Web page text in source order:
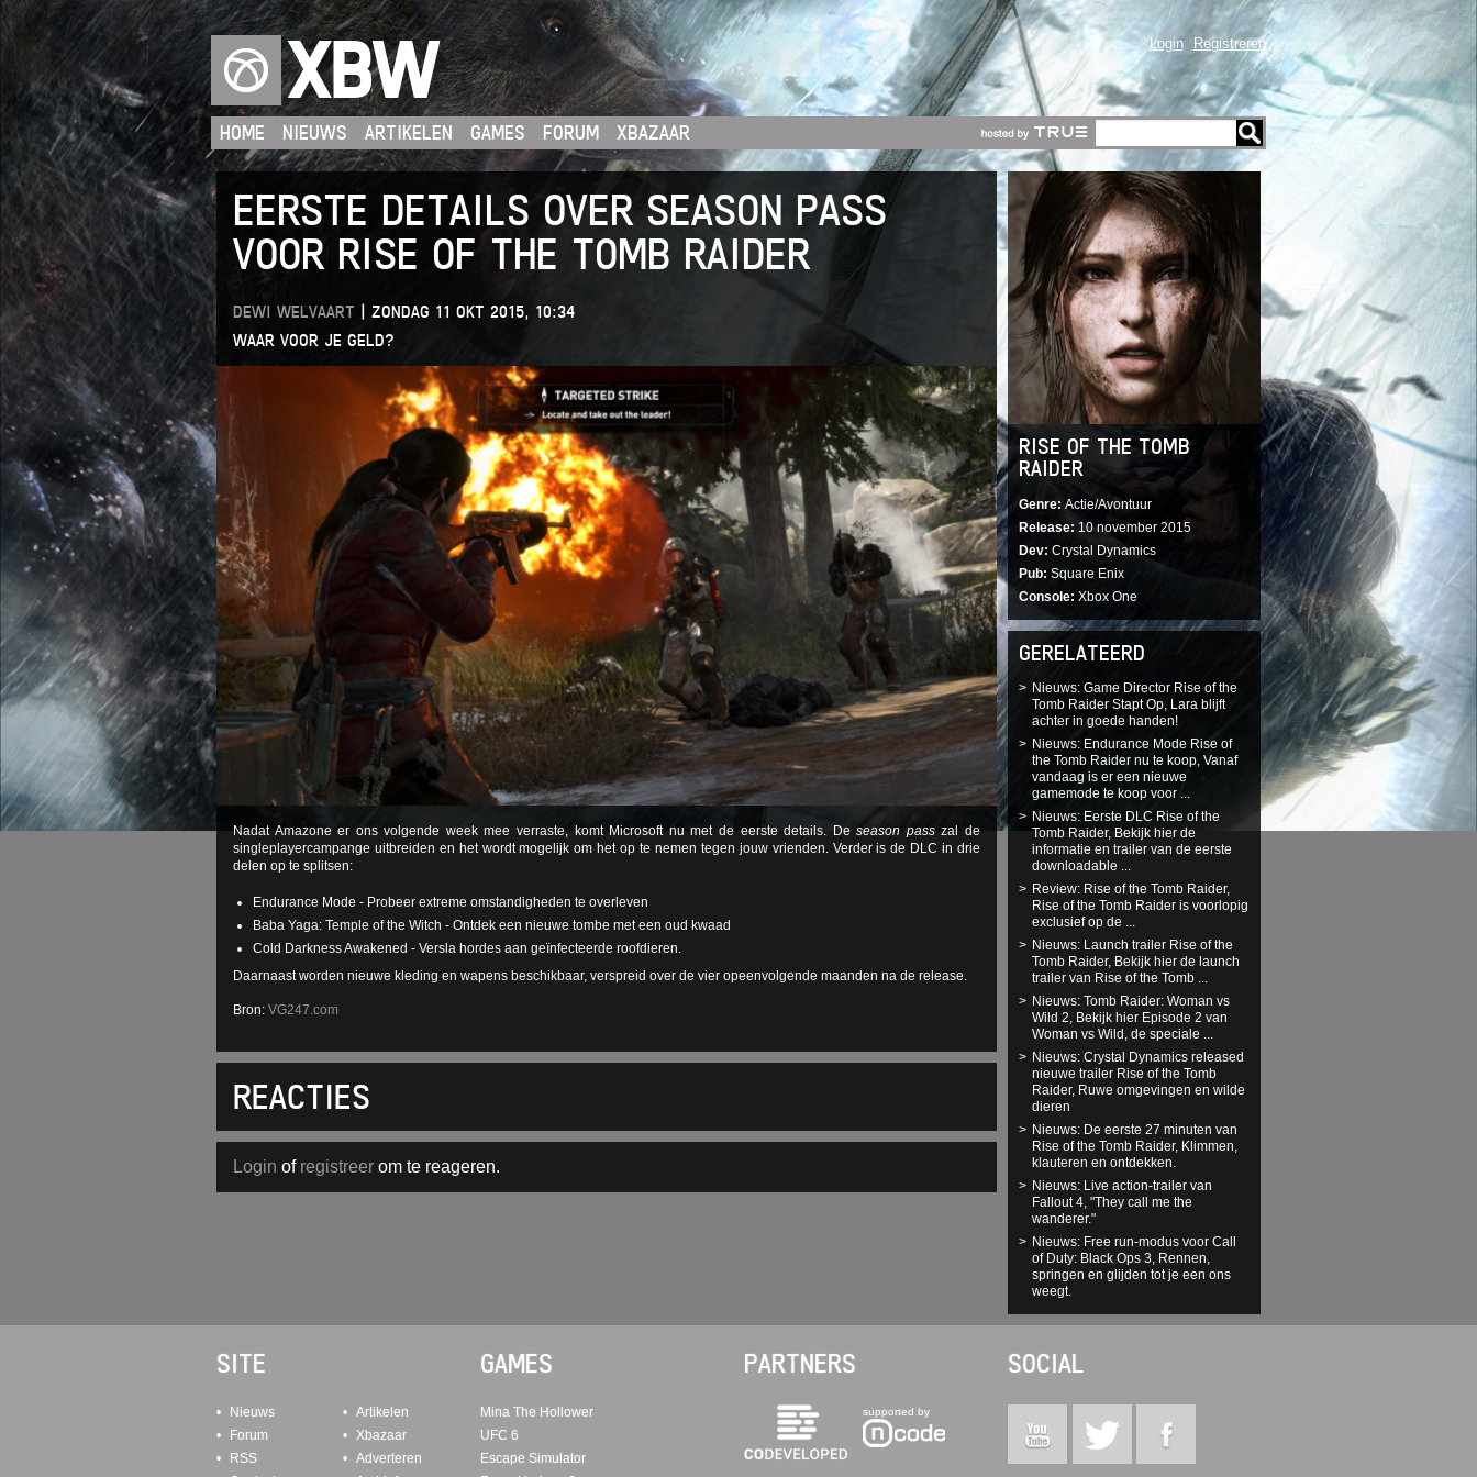
XBW Registreren
Login
HOME NIEUWS ARTIKELEN GAMES FORUM XBAZAAR
EERSTE DETAILS OVER SEASON PASS
VOOR RISE OF THE TOMB RAIDER
DEWI WELVAART | ZONDAG 11 OKT 2015, 10:34
WAAR VOOR JE GELD?
Nadat Amazone er ons volgende week mee verraste, komt Microsoft nu met de eerste details. Deseason passzal de
singleplayercampange uitbreiden en het wordt mogelijk om het op te nemen tegen jouw vrienden. Verder is de DLC in drie
delen op te splitsen:
Endurance Mode - Probeer extreme omstandigheden te overleven
Baba Yaga: Temple of the Witch - Ontdek een nieuwe tombe met een oud kwaad
Cold Darkness Awakened - Versla hordes aan geïnfecteerde roofdieren.
Daarnaast worden nieuwe kleding en wapens beschikbaar, verspreid over de vier opeenvolgende maanden na de release.
Bron: VG247.com
REACTIES
Login of registreer om te reageren.
RISE OF THE TOMB
RAIDER
Genre Actie/Avontuur
Release 10 november 2015
Dev Crystal Dynamics
Pub Square Enix
Console Xbox One
GERELATEERD
Nieuws: Game Director Rise of the
Tomb Raider Stapt Op, Lara blijft
achter in goede handen!
Nieuws: Endurance Mode Rise of
the Tomb Raider nu te koop, Vanaf
vandaag is er een nieuwe
gamemode te koop voor ...
Nieuws: Eerste DLC Rise of the
Tomb Raider, Bekijk hier de
informatie en trailer van de eerste
downloadable ...
Review: Rise of the Tomb Raider,
Rise of the Tomb Raider is voorlopig
exclusief op de ...
Nieuws: Launch trailer Rise of the
Tomb Raider, Bekijk hier de launch
trailer van Rise of the Tomb ...
Nieuws: Tomb Raider: Woman vs
Wild 2, Bekijk hier Episode 2 van
Woman vs Wild, de speciale ...
Nieuws: Crystal Dynamics released
nieuwe trailer Rise of the Tomb
Raider, Ruwe omgevingen en wilde
dieren
Nieuws: De eerste 27 minuten van
Rise of the Tomb Raider, Klimmen,
klauteren en ontdekken.
Nieuws: Live action-trailer van
Fallout 4, "They call me the
wanderer."
Nieuws: Free run-modus voor Call
of Duty: Black Ops 3, Rennen,
springen en glijden tot je een ons
weegt.
SITE
Nieuws
Artikelen
Forum
Xbazaar
RSS
Adverteren
GAMES
Mina The Hollower
UFC 6
Escape Simulator
PARTNERS
supported by
SOCIAL